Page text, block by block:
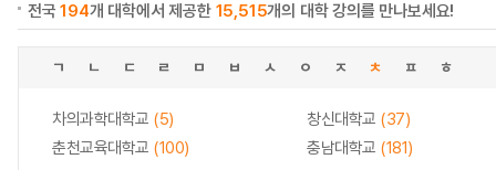
전국194개 대학에서 제공한 15,515개의 대학 강의를 만나보세요!
ㄱ ㄴ ㄷ ㄹ ㅁ ㅂ ㅅ ㅇ ㅈ ㅊ ㅍ ㅎ
차의과학대학교 (5) 창신대학교 (37)
춘천교육대학교 (100) 충남대학교 (181)